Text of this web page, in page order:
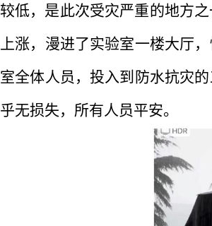
较低，是此次受灾严重的地方
上涨，漫进了实验室一楼大厅
室全体人员，投入到防水抗灾
乎无损失，所有人员平安。